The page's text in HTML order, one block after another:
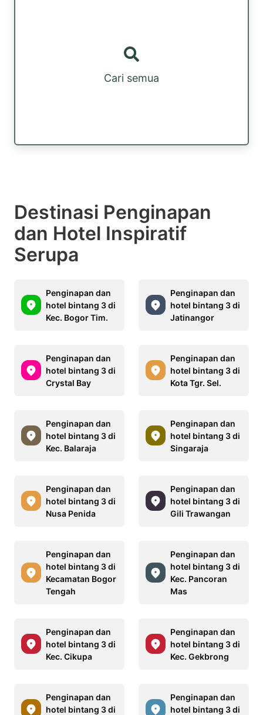
Cari semua
Destinasi Penginapan
dan Hotel Inspiratif
Serupa
Penginapan dan
hotel bintang 3 di
Kec. Bogor Tim.
Penginapan dan
hotel bintang 3 di
Jatinangor
Penginapan dan
hotel bintang 3 di
Crystal Bay
Penginapan dan
hotel bintang 3 di
Kota Tgr. Sel.
Penginapan dan
hotel bintang 3 di
Kec. Balaraja
Penginapan dan
hotel bintang 3 di
Singaraja
Penginapan dan
hotel bintang 3 di
Nusa Penida
Penginapan dan
hotel bintang 3 di
Gili Trawangan
Penginapan dan
hotel bintang 3 di
Kecamatan Bogor
Tengah
Penginapan dan
hotel bintang 3 di
Kec. Pancoran
Mas
Penginapan dan
hotel bintang 3 di
Kec. Cikupa
Penginapan dan
hotel bintang 3 di
Kec. Gekbrong
Penginapan dan
hotel bintang 3 di
Penginapan dan
hotel bintang 3 di